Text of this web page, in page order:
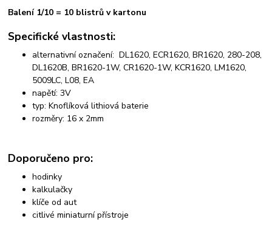
Balení 1/10 = 10 blistrů v kartonu
Specifické vlastnosti:
alternativní označení: DL1620, ECR1620, BR1620, 280-208,
DL1620B, BR1620-1W, CR1620-1W, KCR1620, LM1620,
5009LC, L08, EA
napětí: 3V
typ: Knoflíková lithiová baterie
rozměry: 16 x 2mm
Doporučeno pro:
hodinky
kalkulačky
klíče od aut
citlivé miniaturní přístroje